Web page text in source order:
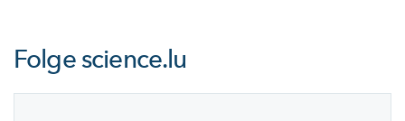
Folgescience.lu